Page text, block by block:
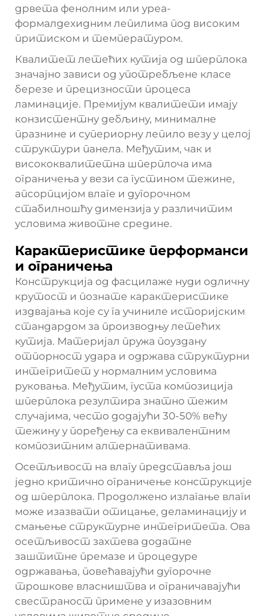
дрвета фенолним или уреа-
формалдехидним лепилима под високим
притиском и температуром.
Квалитет летећих кутија од шперплока
значајно зависи од употребљене класе
березе и прецизности процеса
ламинације. Премијум квалитети имају
конзистентну дебљину, минималне
празнине и супериорну лепило везу у целој
структури панела. Међутим, чак и
висококвалитетна шперплоча има
ограничења у вези са густином тежине,
апсорпцијом влаге и дугорочном
стабилношћу димензија у различитим
условима животне средине.
Карактеристике перформанси
и ограничења
Конструкција од фасцилаже нуди одличну
крутост и познате карактеристике
издвајања које су га учиниле историјским
стандардом за производњу летећих
кутија. Материјал пружа поуздану
отпорност удара и одржава структурни
интегритет у нормалним условима
руковања. Међутим, густа композиција
шперплока резултира знатно тежим
случајима, често додајући 30-50% већу
тежину у поређењу са еквивалентним
композитним алтернативама.
Осетљивост на влагу представља још
једно критично ограничење конструкције
од шперплока. Продолжено излагање влаги
може изазвати отицање, деламинацију и
смањење структурне интегритета. Ова
осетљивост захтева додатне
заштитне премазе и процедуре
одржавања, повећавајући дугорочне
трошкове власништва и ограничавајући
свестраност примене у изазовним